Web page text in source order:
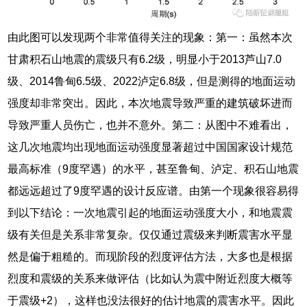
由此图可以发现两个非常值得关注的现象：第一：虽然本次
甘肃积石山地震的震级只有6.2级，明显小于2013芦山7.0
级、2014鲁甸6.5级、2022泸定6.8级，但是测得的地面运动
强度却非常突出。因此，本次地震导致严重的建筑破坏进而
导致严重人员伤亡，也并不意外。第二：从图中不难看出，
这几次地震均出现地面运动强度显著超过中国国家设计规范
最高标准（9度罕遇）的水平，甚至鲁甸、泸定、积石山地震
都远远超过了9度罕遇的设计反应谱。由第一个现象很容易得
到以下结论：一次地震引起的地面运动强度大小，和地震震
级有关但是关系非常复杂。仅仅通过震级来判断震害水平显
然是偏于粗糙的。而现阶段的烈度评估方法，大多也是根据
烈度和震级的关系来做评估（比如认为震中附近烈度大概等
于震级+2），这样也没法很好的估计地震的震害水平。因此